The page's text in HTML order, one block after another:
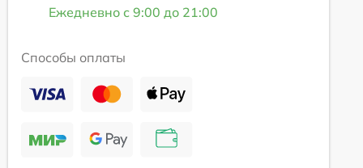
Ежедневно с 9:00 до 21:00
Способы оплаты